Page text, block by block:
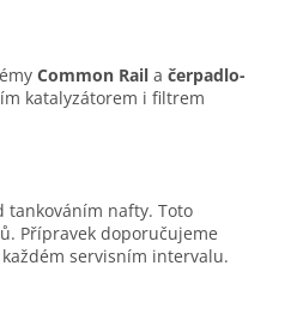
Common Rail a čerpadlo-
katalyzátorem i filtrem
tankováním nafty. Toto
Přípravek doporučujeme
servisním intervalu.